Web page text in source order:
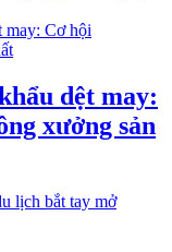
dệt may:
xưởng sản